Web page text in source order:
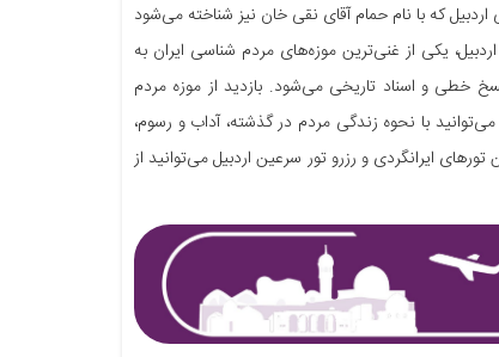
که با نام حمام آقای نقی خان نیز شناخته می‌شود
فرهنگ و تاریخ مردم استان اردبیل، یکی از غنی‌ترین موزه‌های مردم شناسی ایران به
خطی و اسناد تاریخی می‌شود. بازدید از موزه مردم
با نحوه زندگی مردم در گذشته، آداب و رسوم،
ایرانگردی و رزرو تور سرعین اردبیل می‌توانید از